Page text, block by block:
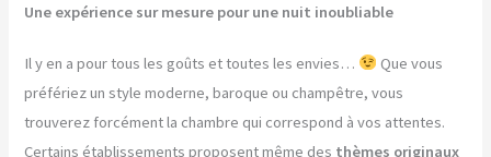
Une expérience sur mesure pour une nuit inoubliable
Il y en a pour tous les goûts et toutes les envies…
Que vous
préfériez un style moderne, baroque ou champêtre, vous
trouverez forcément la chambre qui correspond à vos attentes.
Certains établissements proposent même des thèmes originaux